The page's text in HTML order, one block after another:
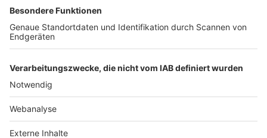
Nutzungsbedingungen Datenschutz Impressum